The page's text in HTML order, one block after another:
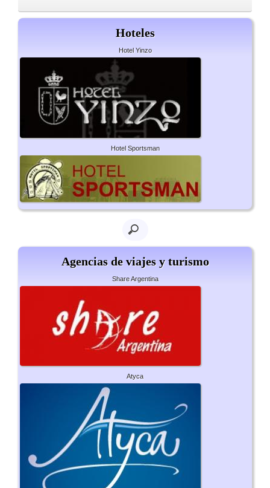
Hoteles
Hotel Yinzo
Hotel Sportsman
Agencias de viajes y turismo
Share Argentina
Atyca